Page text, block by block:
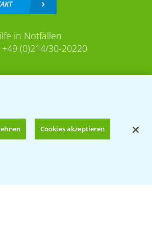
in Notfällen
+49 (0)214/30-20220
Cookies akzeptieren